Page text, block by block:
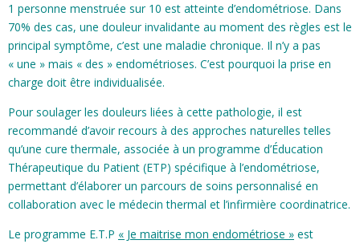
1 personne menstruée sur 10 est atteinte d’endométriose. Dans
70% des cas, une douleur invalidante au moment des règles est le
principal symptôme, c’est une maladie chronique. Il n’y a pas
« une » mais « des » endométrioses. C’est pourquoi la prise en
charge doit être individualisée.
Pour soulager les douleurs liées à cette pathologie, il est
recommandé d’avoir recours à des approches naturelles telles
qu’une cure thermale, associée à un programme d’Éducation
Thérapeutique du Patient (ETP) spécifique à l’endométriose,
permettant d’élaborer un parcours de soins personnalisé en
collaboration avec le médecin thermal et l’infirmière coordinatrice.
Le programme E.T.P « Je maitrise mon endométriose » est